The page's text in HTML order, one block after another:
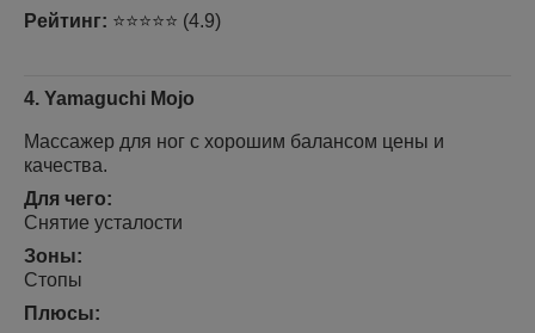
Рейтинг: ⭐⭐⭐⭐⭐ (4.9)
4. Yamaguchi Mojo
Массажер для ног с хорошим балансом цены и
качества.
Для чего:
Снятие усталости
Зоны:
Стопы
Плюсы: